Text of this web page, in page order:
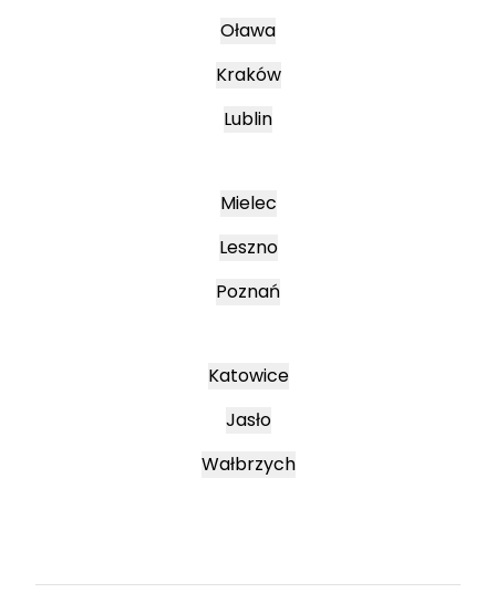
Oława
Kraków
Lublin
Mielec
Leszno
Poznań
Katowice
Jasło
Wałbrzych